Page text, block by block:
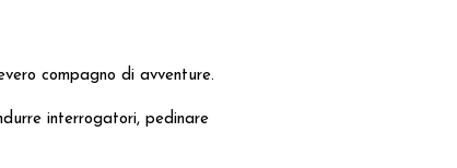
compagno di avventure.
interrogatori, pedinare